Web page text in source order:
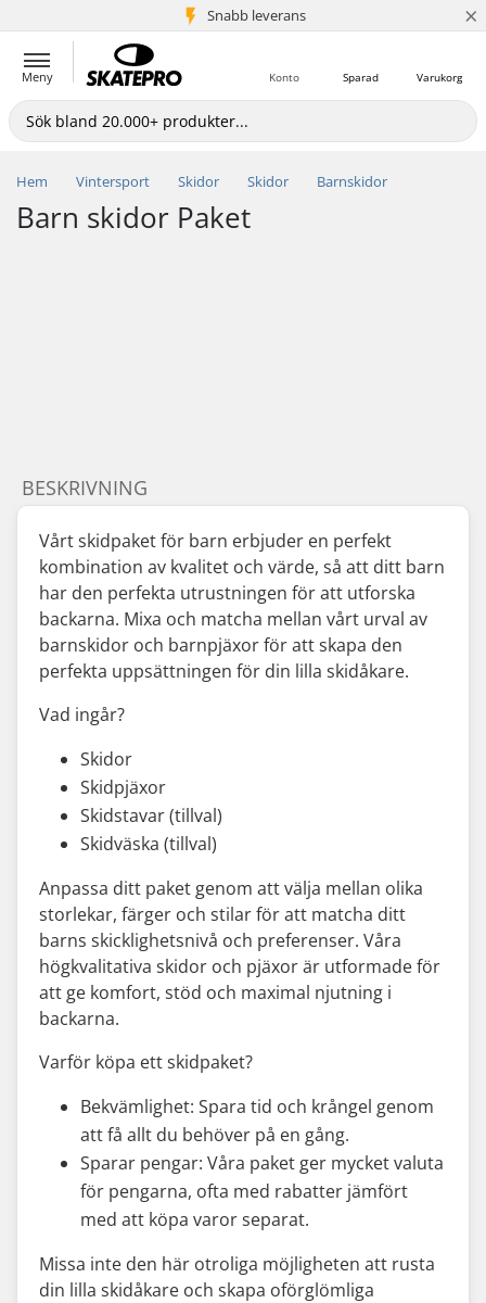
Snabb leverans
5+ milj. kunder ×
Meny Varukorg
Sparad
Konto
Hem Vintersport Skidor Skidor Barnskidor
Barn skidor Paket
BESKRIVNING
Vårt skidpaket för barn erbjuder en perfekt
kombination av kvalitet och värde, så att ditt barn
har den perfekta utrustningen för att utforska
backarna. Mixa och matcha mellan vårt urval av
barnskidor och barnpjäxor för att skapa den
perfekta uppsättningen för din lilla skidåkare.
Vad ingår?
Skidor
Skidpjäxor
Skidstavar (tillval)
Skidväska (tillval)
Anpassa ditt paket genom att välja mellan olika
storlekar, färger och stilar för att matcha ditt
barns skicklighetsnivå och preferenser. Våra
högkvalitativa skidor och pjäxor är utformade för
att ge komfort, stöd och maximal njutning i
backarna.
Varför köpa ett skidpaket?
Bekvämlighet: Spara tid och krångel genom
att få allt du behöver på en gång.
Sparar pengar: Våra paket ger mycket valuta
för pengarna, ofta med rabatter jämfört
med att köpa varor separat.
Missa inte den här otroliga möjligheten att rusta
din lilla skidåkare och skapa oförglömliga